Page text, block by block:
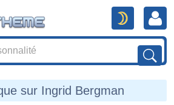
sur Ingrid Bergman